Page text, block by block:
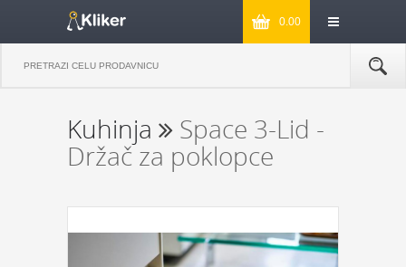
0.00
Kuhinja
Space 3-Lid -
Držač za poklopce